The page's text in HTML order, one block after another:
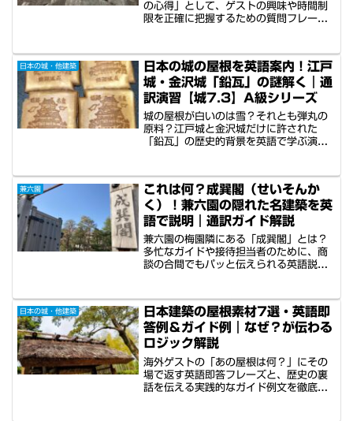
の心得」として、ゲストの興味や時間制
限を正確に把握するための質問フレーズ
た最適な案内を提供するための必須表現
を、日英対訳と音声ツールで効率的にマ
スターできます。観光業・企業接待のプ
ロを目指す方へ。
日本の城・他建築
日本の城の屋根を英語案内！江戸
城・金沢城「鉛瓦」の謎解く｜通
訳演習【城7.3】A級シリーズ
城の屋根が白いのは雪？それとも弾丸の
原料？江戸城と金沢城だけに許された
「鉛瓦」の歴史的背景を英語で学ぶ演習
をつかむ英語解説フレーズを多数収録。
多忙なガイド・接待担当者必見の内容で
す。
兼六園
これは何？成巽閣（せいそんか
く）！兼六園の隠れた名建築を英
語で説明｜通訳ガイド解説
兼六園の梅園隣にある「成巽閣」とは？
多忙なガイドや接待担当者のために、商
談の合間でもパッと伝えられる英語説明
たい！」と思うストーリーの作り方を紹
介します。反復音声付き。
日本の城・他建築
日本建築の屋根素材7選・英語即
答例＆ガイド例｜なぜ？が伝わる
ロジック解説
海外ゲストの「あの屋根は何？」にその
場で返す英語即答フレーズと、歴史の裏
話を伝える実践的なガイド例文を徹底解